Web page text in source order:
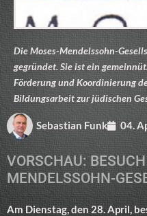
Die Moses-Mendelssohn-
gegründet. Sie ist ein
Förderung und Koordinierung
Bildungsarbeit zur jüdischen
Sebastian Funk 04.
VORSCHAU:
MENDELSSOHN-
Am Dienstag, den 28. April,